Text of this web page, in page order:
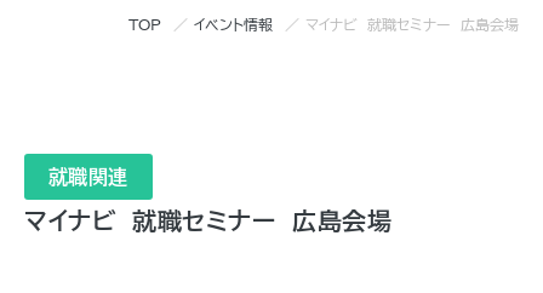
TOP イベント情報 マイナビ 就職セミナー 広島会場
就職関連
マイナビ 就職セミナー 広島会場